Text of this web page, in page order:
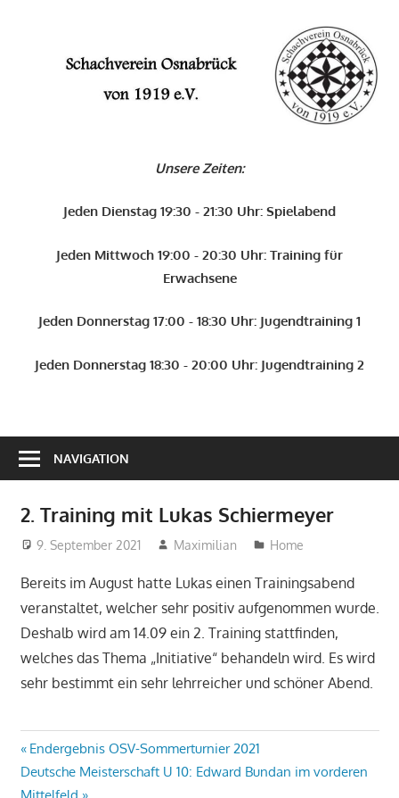
Unsere Zeiten:
Jeden Dienstag 19:30 - 21:30 Uhr: Spielabend
Jeden Mittwoch 19:00 - 20:30 Uhr: Training für
Erwachsene
Jeden Donnerstag 17:00 - 18:30 Uhr: Jugendtraining 1
Jeden Donnerstag 18:30 - 20:00 Uhr: Jugendtraining 2
NAVIGATION
2. Training mit Lukas Schiermeyer
9. September 2021 Maximilian Home
Bereits im August hatte Lukas einen Trainingsabend
veranstaltet, welcher sehr positiv aufgenommen wurde.
Deshalb wird am 14.09 ein 2. Training stattfinden,
welches das Thema „Initiative“ behandeln wird. Es wird
sehr bestimmt ein sehr lehrreicher und schöner Abend.
Beitragsnavigation
Vorheriger
Beitrag:
Endergebnis OSV-Sommerturnier 2021
Nächster
Beitrag:
Deutsche Meisterschaft U 10: Edward Bundan im vorderen